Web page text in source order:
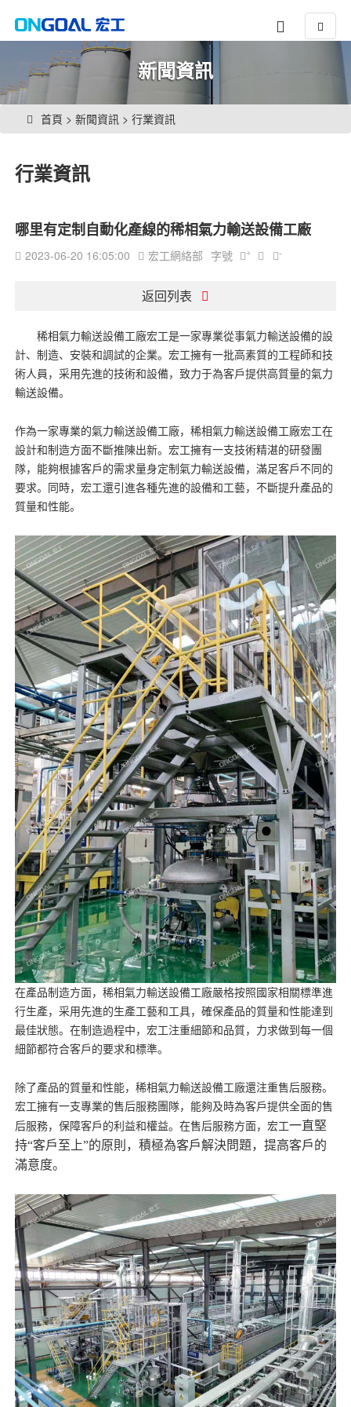
新聞資訊
首頁 >新聞資訊 >行業資訊
行業資訊
哪里有定制自動化產線的稀相氣力輸送設備工廠
2023-06-20 16:05:00 宏工網絡部 字號 + -
返回列表
稀相氣力輸送設備工廠宏工是一家專業從事氣力輸送設備的設
計、制造、安裝和調試的企業。宏工擁有一批高素質的工程師和技
術人員，采用先進的技術和設備，致力于為客戶提供高質量的氣力
輸送設備。
作為一家專業的氣力輸送設備工廠，稀相氣力輸送設備工廠宏工在
設計和制造方面不斷推陳出新。宏工擁有一支技術精湛的研發團
隊，能夠根據客戶的需求量身定制氣力輸送設備，滿足客戶不同的
要求。同時，宏工還引進各種先進的設備和工藝，不斷提升產品的
質量和性能。
在產品制造方面，稀相氣力輸送設備工廠嚴格按照國家相關標準進
行生產，采用先進的生產工藝和工具，確保產品的質量和性能達到
最佳狀態。在制造過程中，宏工注重細節和品質，力求做到每一個
細節都符合客戶的要求和標準。
除了產品的質量和性能，稀相氣力輸送設備工廠還注重售后服務。
宏工擁有一支專業的售后服務團隊，能夠及時為客戶提供全面的售
后服務，保障客戶的利益和權益。在售后服務方面，宏工一直堅
持“客戶至上”的原則，積極為客戶解決問題，提高客戶的
滿意度。